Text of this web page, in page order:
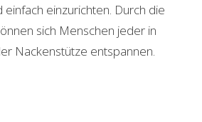
einzurichten. Durch die
sich Menschen jeder in
Nackenstütze entspannen.